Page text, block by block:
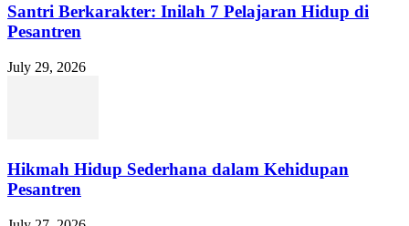
Santri Berkarakter: Inilah 7 Pelajaran Hidup di
Pesantren
July 29, 2026
Hikmah Hidup Sederhana dalam Kehidupan
Pesantren